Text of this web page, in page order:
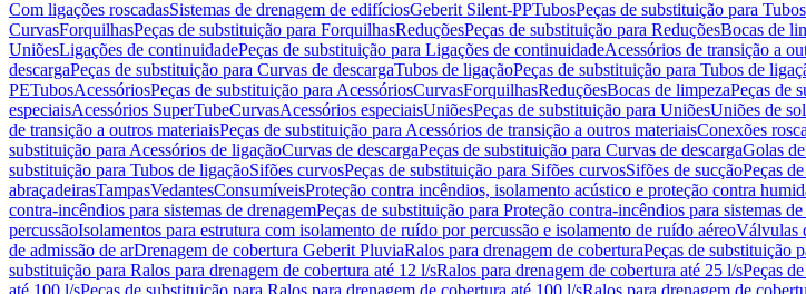
Com ligações roscadasSistemas de drenagem de edifíciosGeberit Silent-PPTubosPeças de substituição para Tubos
CurvasForquilhasPeças de substituição para ForquilhasReduçõesPeças de substituição para ReduçõesBocas de
UniõesLigações de continuidadePeças de substituição para Ligações de continuidadeAcessórios de transição a
descargaPeças de substituição para Curvas de descargaTubos de ligaçãoPeças de substituição para Tubos de
PETubosAcessóriosPeças de substituição para AcessóriosCurvasForquilhasReduçõesBocas de limpezaPeças de
especiaisAcessórios SuperTubeCurvasAcessórios especiaisUniõesPeças de substituição para UniõesUniões de
de transição a outros materiaisPeças de substituição para Acessórios de transição a outros materiaisConexões
substituição para Acessórios de ligaçãoCurvas de descargaPeças de substituição para Curvas de descargaGolas
substituição para Tubos de ligaçãoSifões curvosPeças de substituição para Sifões curvosSifões de sucçãoPeças
abraçadeirasTampasVedantesConsumíveisProteção contra incêndios, isolamento acústico e proteção contra
contra-incêndios para sistemas de drenagemPeças de substituição para Proteção contra-incêndios para sistemas
percussãoIsolamentos para estrutura com isolamento de ruído por percussão e isolamento de ruído aéreoVálvulas
de admissão de arDrenagem de cobertura Geberit PluviaRalos para drenagem de coberturaPeças de substituição
substituição para Ralos para drenagem de cobertura até 12 l/sRalos para drenagem de cobertura até 25 l/sPeças
até 100 l/sPeças de substituição para Ralos para drenagem de cobertura até 100 l/sRalos para drenagem de